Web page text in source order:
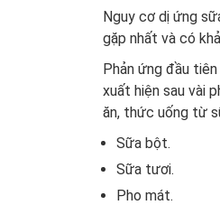
Nguy cơ dị ứng
gặp nhất và có
Phản ứng đầu
xuất hiện sau vài
ăn, thức uống từ
Sữa bột.
Sữa tươi.
Pho mát.